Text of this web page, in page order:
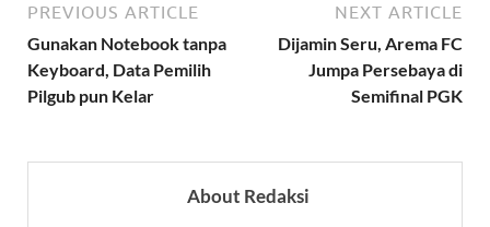
PREVIOUS ARTICLE
Gunakan Notebook tanpa
Keyboard, Data Pemilih
Pilgub pun Kelar
NEXT ARTICLE
Dijamin Seru, Arema FC
Jumpa Persebaya di
Semifinal PGK
About Redaksi